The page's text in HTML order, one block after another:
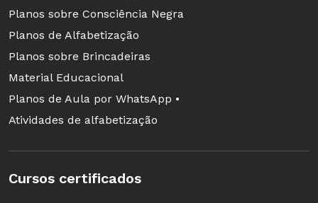
Planos sobre Consciência Negra
Planos de Alfabetização
Planos sobre Brincadeiras
Material Educacional
Planos de Aula por WhatsApp •
Atividades de alfabetização
Cursos certificados